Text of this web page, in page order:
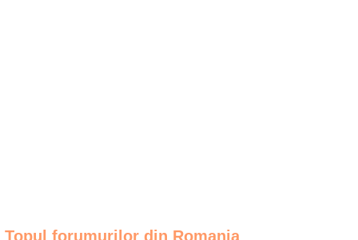
Topul forumurilor din Romania